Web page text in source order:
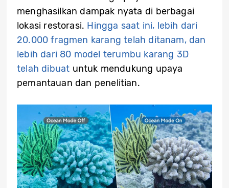
menghasilkan dampak nyata di berbagai
lokasi restorasi. Hingga saat ini, lebih dari
20.000 fragmen karang telah ditanam, dan
lebih dari 80 model terumbu karang 3D
telah dibuat untuk mendukung upaya
pemantauan dan penelitian.